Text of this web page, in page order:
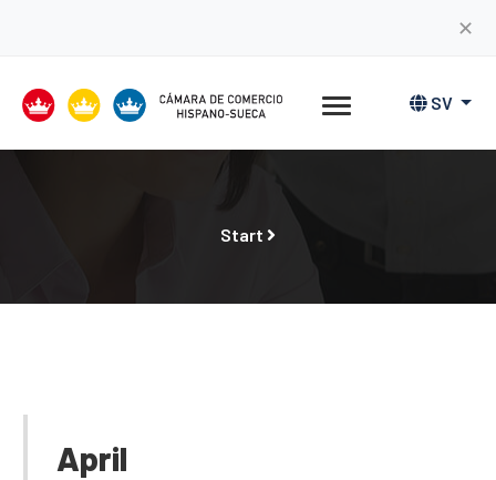
✕
SV
Start
April